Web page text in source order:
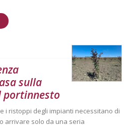
sulla
portinnesto
i ristoppi degli impianti necessitano di
arrivare solo da una seria